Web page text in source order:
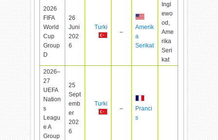
2026
FIFA
World
Cup
Group
D
26
Juni
202
6
Turki
–
Amerik
a
Serikat
Ingl
ewo
od,
Ame
rika
Seri
kat
2026–
27
UEFA
Nation
s
Leagu
e A
Group
25
Sept
emb
er
202
6
Turki
–
Pranci
s